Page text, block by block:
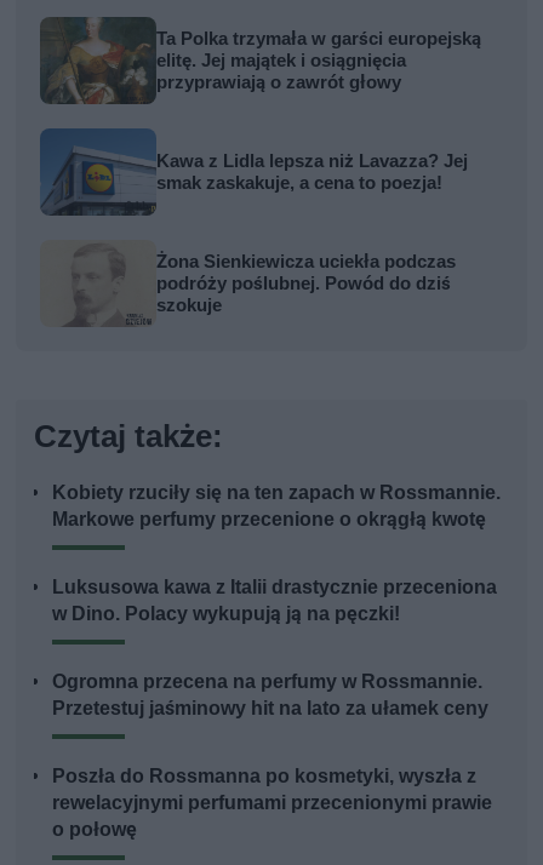
Ta Polka trzymała w garści europejską
elitę. Jej majątek i osiągnięcia
przyprawiają o zawrót głowy
Kawa z Lidla lepsza niż Lavazza? Jej
smak zaskakuje, a cena to poezja!
Żona Sienkiewicza uciekła podczas
podróży poślubnej. Powód do dziś
szokuje
Czytaj także:
Kobiety rzuciły się na ten zapach w Rossmannie.
Markowe perfumy przecenione o okrągłą kwotę
Luksusowa kawa z Italii drastycznie przeceniona
w Dino. Polacy wykupują ją na pęczki!
Ogromna przecena na perfumy w Rossmannie.
Przetestuj jaśminowy hit na lato za ułamek ceny
Poszła do Rossmanna po kosmetyki, wyszła z
rewelacyjnymi perfumami przecenionymi prawie
o połowę